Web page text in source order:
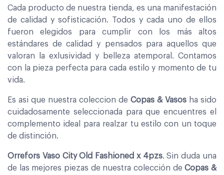
Cada producto de nuestra tienda, es una manifestación
de calidad y sofisticación. Todos y cada uno de ellos
fueron elegidos para cumplir con los más altos
estándares de calidad y pensados para aquellos que
valoran la exlusividad y belleza atemporal. Contamos
con la pieza perfecta para cada estilo y momento de tu
vida.
Es asi que nuestra coleccion de Copas & Vasos ha sido
cuidadosamente seleccionada para que encuentres el
complemento ideal para realzar tu estilo con un toque
de distinción.
Orrefors Vaso City Old Fashioned x 4pzs. Sin duda una
de las mejores piezas de nuestra colección deCopas &